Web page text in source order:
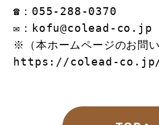
☎：055-288-0370
✉： kofu@colead-co.jp
※（本ホームページのお問
https://colead-co.jp/